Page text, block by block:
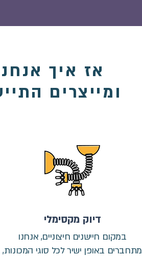
אז איך
ומייצרים התייעלות של 20-
דיוק מקסימלי
במקום חיישנים חיצוניים, אנחנו
מתחברים באופן ישיר לכל סוגי המכונות,